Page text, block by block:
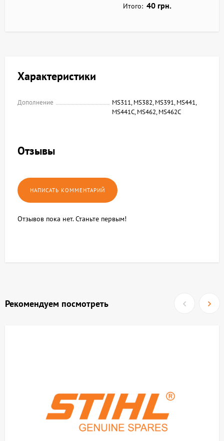
Итого: 40 грн.
Характеристики
Дополнение
MS311, MS382, MS391, MS441,
MS441C, MS462, MS462C
Отзывы
Отзывов пока нет. Станьте первым!
Рекомендуем посмотреть